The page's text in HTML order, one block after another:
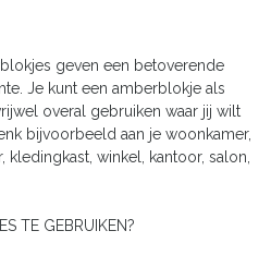
geven een betoverende
Je kunt een amberblokje als
overal gebruiken waar jij wilt
bijvoorbeeld aan je woonkamer,
kledingkast, winkel, kantoor, salon,
TE GEBRUIKEN?